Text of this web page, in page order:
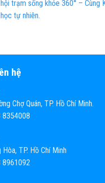
hội trạm sống khỏe 360° – Cùng
học tự nhiên.
hệ
Chợ Quán, TP. Hồ Chí Minh.
8354008
TP. Hồ Chí Minh
8961092